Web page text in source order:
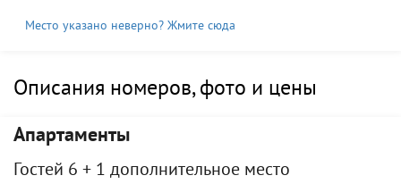
Место указано неверно? Жмите сюда
Описания номеров, фото и цены
Апартаменты
Гостей 6 + 1 дополнительное место